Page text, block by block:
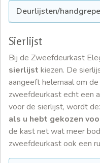
Deurlijsten/
Sierlijst
Bij de Zweefdeurkast
sierlijst kiezen. De
aangeeft helemaal om
zweefdeurkast echt een
voor de sierlijst, wordt
als u hebt gekozen
de kast net wat meer
zweefdeurkast ook een